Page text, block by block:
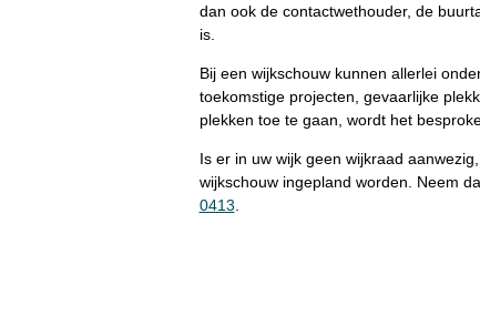
dan ook de contactwethouder, de
is.
Bij een wijkschouw kunnen allerlei
toekomstige projecten, gevaarlijke
plekken toe te gaan, wordt het
Is er in uw wijk geen wijkraad
wijkschouw ingepland worden. Neem
0413